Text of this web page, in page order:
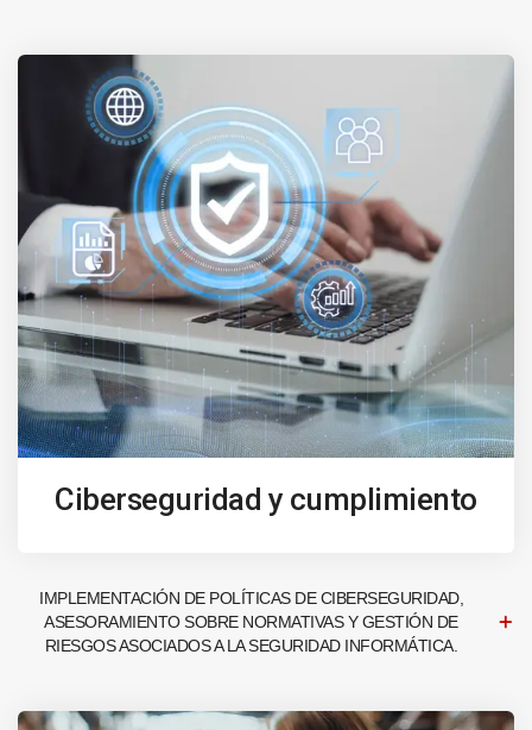
Ciberseguridad y cumplimiento
IMPLEMENTACIÓN DE POLÍTICAS DE CIBERSEGURIDAD,
ASESORAMIENTO SOBRE NORMATIVAS Y GESTIÓN DE
RIESGOS ASOCIADOS A LA SEGURIDAD INFORMÁTICA.